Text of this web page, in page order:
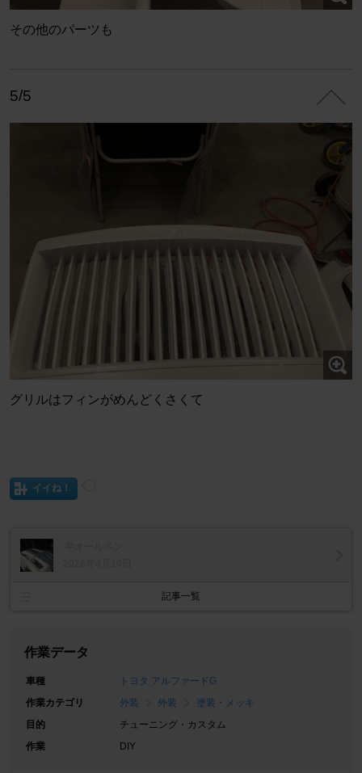
その他のパーツも
5/5
グリルはフィンがめんどくさくて
イイね！
記事一覧
作業データ
車種
トヨタ アルファードG
作業カテゴリ
外装 外装
塗装・メッキ
目的
チューニング・カスタム
作業
DIY